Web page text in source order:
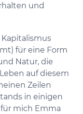
und
für eine Form
Natur, die
auf diesem
Zeilen
in einigen
mich Emma